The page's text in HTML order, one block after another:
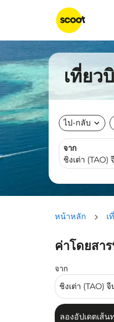
เที่ยว
ไป-กลับ expand_more
จาก
หน้าหลัก เ
ค่าโดยสา
จาก
ลองอัปเดตเส้
ลองอัปเดตเส้น